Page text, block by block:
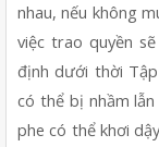
nhau, nếu không
việc trao quyền
định dưới thời
có thể bị nhầm
phe có thể khơi